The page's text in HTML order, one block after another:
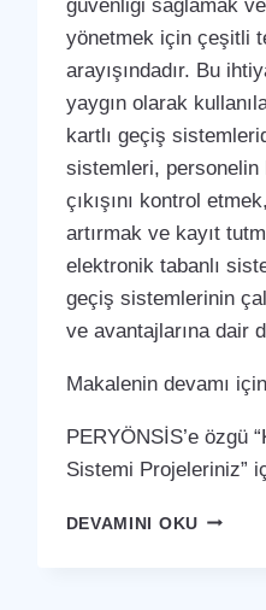
güvenliği sağlamak
yönetmek için çeşitli
arayışındadır. Bu
yaygın olarak
kartlı geçiş
sistemleri,
çıkışını kontrol
artırmak ve kayıt
elektronik tabanlı
geçiş sistemlerinin
ve avantajlarına dair
Makalenin devamı için
PERYÖNSİS’e özgü
Sistemi Projeleriniz”
DEVAMINI OKUTAŞOVA